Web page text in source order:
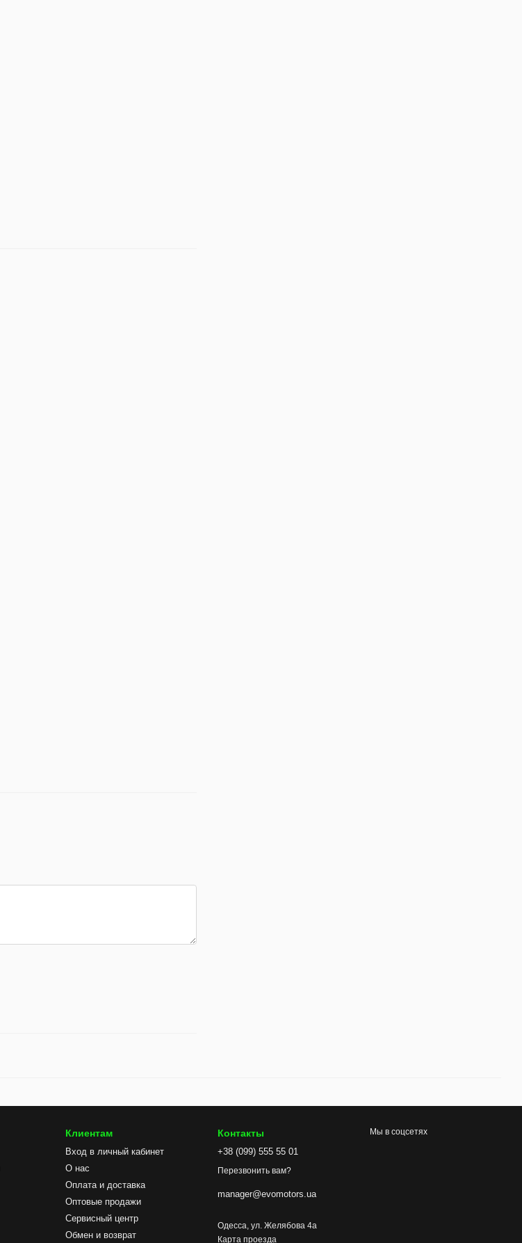
Клиентам
Вход в личный кабинет
О нас
Оплата и доставка
Оптовые продажи
Сервисный центр
Обмен и возврат
Контакты
+38 (099) 555 55 01
Перезвонить вам?
manager@evomotors.ua
Одесса, ул. Желябова 4а
Карта проезда
Мы в соцсетях